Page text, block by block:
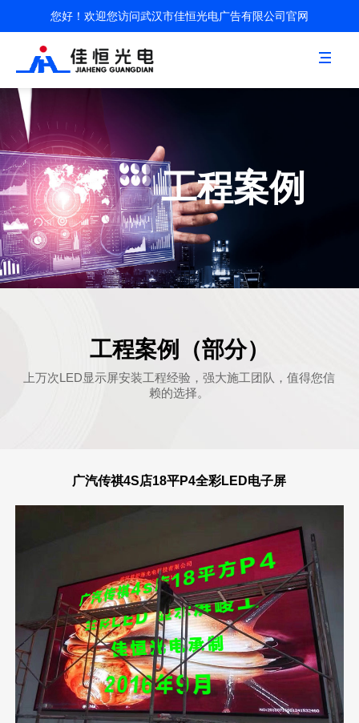
您好！欢迎您访问武汉市佳恒光电广告有限公司官网
工程案例
工程案例（部分）
上万次LED显示屏安装工程经验，强大施工团队，值得您信
赖的选择。
广汽传祺4S店18平P4全彩LED电子屏